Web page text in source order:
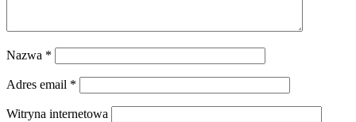
Nazwa *
Adres email *
Witryna internetowa